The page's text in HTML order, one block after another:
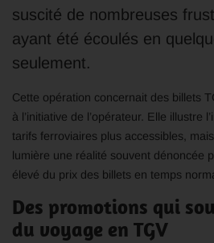
suscité de nombreuses
ayant été écoulés en
seulement.
Cette opération concernait des billets
à l’initiative de l’opérateur. Elle illustre
tarifs ferroviaires plus accessibles,
lumière une réalité souvent dénoncée
élevé du prix des billets en temps
Des promotions qui
du voyage en TGV